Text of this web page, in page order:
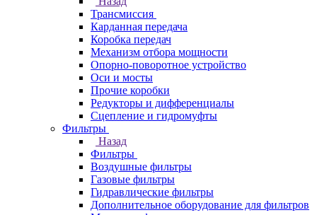
Трансмиссия
Карданная передача
Коробка передач
Механизм отбора мощности
Опорно-поворотное устройство
Оси и мосты
Прочие коробки
Редукторы и дифференциалы
Сцепление и гидромуфты
Фильтры
Назад
Фильтры
Воздушные фильтры
Газовые фильтры
Гидравлические фильтры
Дополнительное оборудование для фильтров